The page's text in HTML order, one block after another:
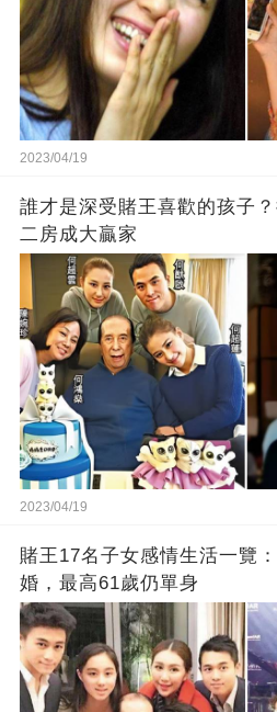
2023/04/19
誰才是深受賭王喜歡的孩子
二房成大贏家
2023/04/19
賭王17名子女感情生活一覽
婚，最高61歲仍單身